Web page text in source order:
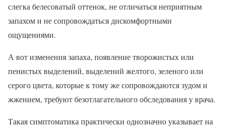
слегка белесоватый оттенок, не отличаться неприятным
запахом и не сопровождаться дискомфортными
ощущениями.
А вот изменения запаха, появление творожистых или
пенистых выделений, выделений желтого, зеленого или
серого цвета, которые к тому же сопровождаются зудом и
жжением, требуют безотлагательного обследования у врача.
Такая симптоматика практически однозначно указывает на